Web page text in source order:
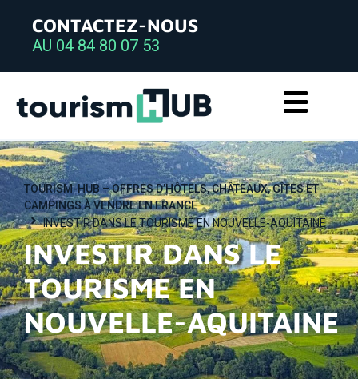
CONTACTEZ-NOUS
AU 04 84 80 07 53
INVESTIR DANS LE
TOURISME EN
NOUVELLE-AQUITAINE
TOURISM-HUB – OFFRES D’HÔTELS, CHÂTEAUX, GÎTES ET
CAMPINGS À VENDRE EN FRANCE
INVESTIR DANS LE TOURISME EN NOUVELLE-AQUITAINE